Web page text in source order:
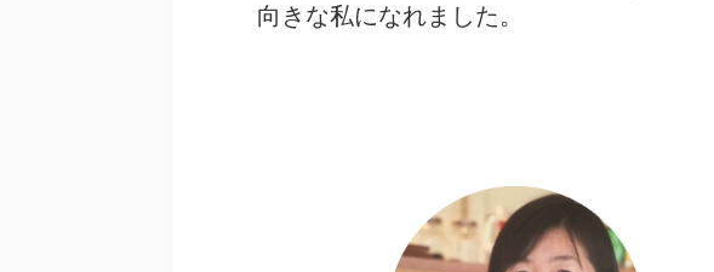
向きな私になれました。